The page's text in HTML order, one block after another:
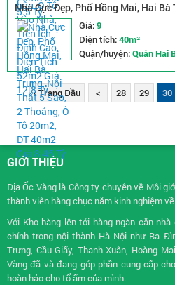
Nhà Cực Đẹp, Phố Hồng Mai, Hai
Thoáng, Ô Tô 20m2, DT 40m2 Giá
Giá:9
Diện tích:40m²
Quận/huyện:Quận Hai
‹ Trang Đầu < 28 29 30
GIỚI THIỆU
Địa Ốc Vàng là Công ty chuyên về Môi
thành viên hàng chục năm kinh nghiệm
Với Kho hàng lên tới hàng ngàn căn
chính trong nội thành Hà Nội như Ba
Trưng, Cầu Giấy, Thanh Xuân, Hoàng
Vàng đã và đang góp phần cung cấp
hoàn hảo cho tổ ấm của mình.